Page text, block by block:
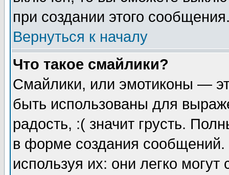
при создании этого
Вернуться к началу
Что такое смайлики?
Смайлики, или эмотиконы —
быть использованы для
радость, :( значит грусть.
в форме создания сообщений.
используя их: они легко